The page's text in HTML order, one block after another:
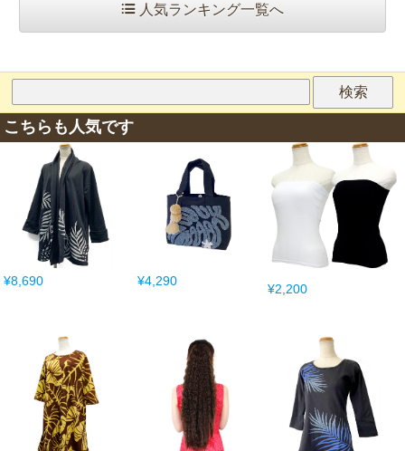
人気ランキング一覧へ
こちらも人気です
¥8,690 ¥4,290
¥2,200